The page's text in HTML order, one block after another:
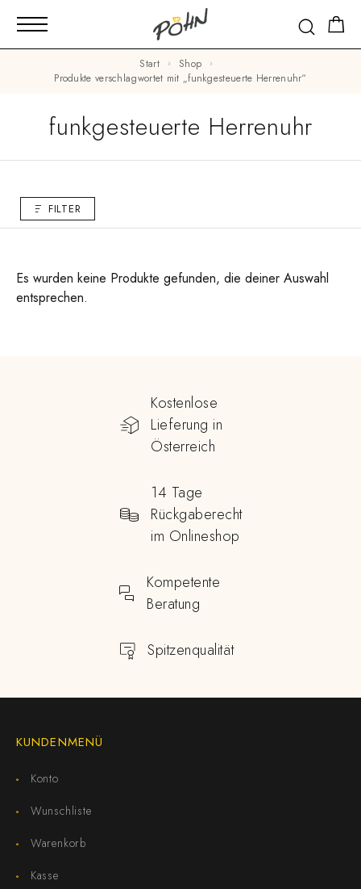
Start
Shop
Produkte verschlagwortet mit „funkgesteuerte Herrenuhr“
funkgesteuerte Herrenuhr
FILTER
Es wurden keine Produkte gefunden, die deiner Auswahl
entsprechen.
Kostenlose
Lieferung in
Österreich
14 Tage
Rückgaberecht
im Onlineshop
Kompetente
Beratung
Spitzenqualität
KUNDENMENÜ
Konto
Wunschliste
Warenkorb
Kasse